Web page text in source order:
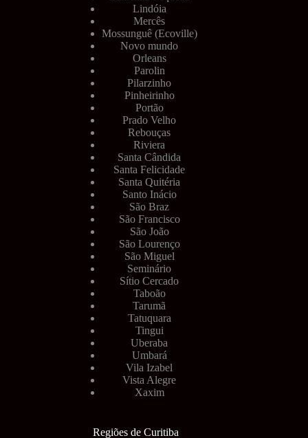
Lindóia
Mercês
Mossunguê (Ecoville)
Novo mundo
Orleans
Parolin
Pilarzinho
Pinheirinho
Portão
Prado Velho
Rebouças
Riviera
Santa Cândida
Santa Felicidade
Santa Quitéria
Santo Inácio
São Braz
São Francisco
São João
São Lourenço
São Miguel
Seminário
Sítio Cercado
Taboão
Tarumã
Tatuquara
Tingui
Uberaba
Umbará
Vila Izabel
Vista Alegre
Xaxim
Regiões de Curitiba